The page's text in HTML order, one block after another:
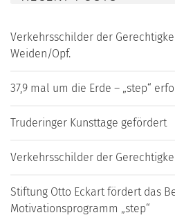
Verkehrsschilder der
Weiden/Opf.
37,9 mal um die Erde – „step“
Truderinger Kunsttage gefördert
Verkehrsschilder der
Stiftung Otto Eckart fördert das
Motivationsprogramm „step“